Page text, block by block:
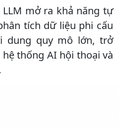
mở ra khả năng tự
tích dữ liệu phi cấu
dung quy mô lớn, trở
thống AI hội thoại và